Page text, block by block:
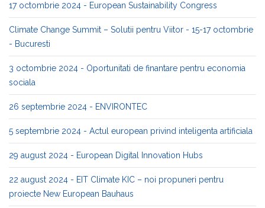
17 octombrie 2024 - European Sustainability Congress
Climate Change Summit – Solutii pentru Viitor - 15-17 octombrie
- Bucuresti
3 octombrie 2024 - Oportunitati de finantare pentru economia
sociala
26 septembrie 2024 - ENVIRONTEC
5 septembrie 2024 - Actul european privind inteligenta artificiala
29 august 2024 - European Digital Innovation Hubs
22 august 2024 - EIT Climate KIC – noi propuneri pentru
proiecte New European Bauhaus